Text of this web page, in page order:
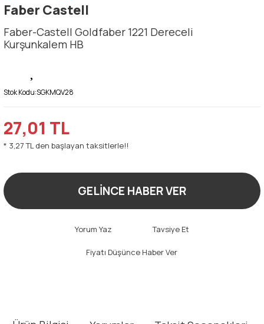
Faber Castell
Faber-Castell Goldfaber 1221 Dereceli
Kurşunkalem HB
Stok Kodu:SGKMQV28
27,01 TL
* 3,27 TL den başlayan taksitlerle!!
GELİNCE HABER VER
Yorum Yaz Tavsiye Et
Fiyatı Düşünce Haber Ver